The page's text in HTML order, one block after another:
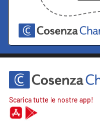
Scarica tutte le nostre app!